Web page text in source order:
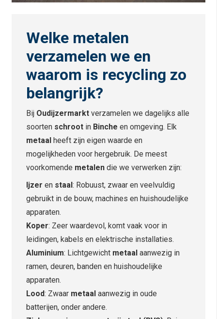
Welke metalen
verzamelen we en
waarom is recycling zo
belangrijk?
Bij Oudijzermarkt verzamelen we dagelijks alle
soorten schroot in Binche en omgeving. Elk
metaal heeft zijn eigen waarde en
mogelijkheden voor hergebruik. De meest
voorkomende metalen die we verwerken zijn:
Ijzer en staal: Robuust, zwaar en veelvuldig
gebruikt in de bouw, machines en huishoudelijke
apparaten.
Koper: Zeer waardevol, komt vaak voor in
leidingen, kabels en elektrische installaties.
Aluminium: Lichtgewicht metaal aanwezig in
ramen, deuren, banden en huishoudelijke
apparaten.
Lood: Zwaar metaal aanwezig in oude
batterijen, onder andere.